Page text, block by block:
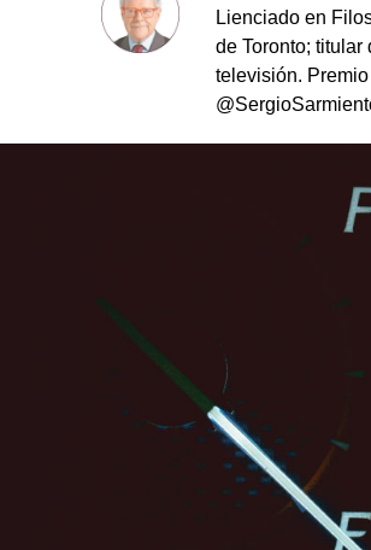
Lienciado en
de Toronto; titular
televisión.